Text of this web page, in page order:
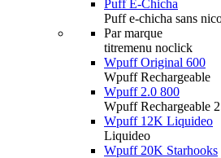
Puff E-Chicha
Puff e-chicha sans
Par marque
titremenu noclick
Wpuff Original 600
Wpuff Rechargeable
Wpuff 2.0 800
Wpuff Rechargeable
Wpuff 12K Liquideo
Liquideo
Wpuff 20K Starhooks